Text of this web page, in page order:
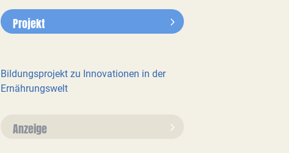
Projekt
Bildungsprojekt zu Innovationen in der
Ernährungswelt
Anzeige